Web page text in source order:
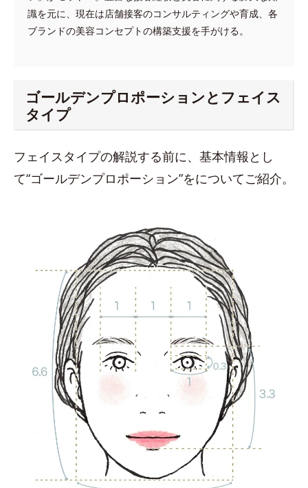
識を元に、現在は店舗接客のコンサルティングや育成、各
ブランドの美容コンセプトの構築支援を手がける。
ゴールデンプロポーションとフェイス
タイプ
フェイスタイプの解説する前に、基本情報とし
て“ゴールデンプロポーション”をについてご紹介。